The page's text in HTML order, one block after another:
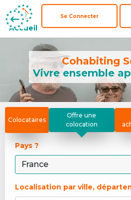
Accueil
Se Connecter
Accueil
Se Connecter
Cohabiting
Vivre ensemble
Colocataires
Offre une
colocation
Pays ?
Localisation par ville,